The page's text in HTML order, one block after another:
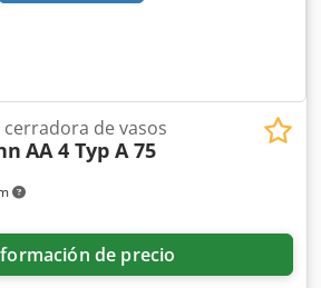
de vasos
AA 4 Typ A 75
de precio